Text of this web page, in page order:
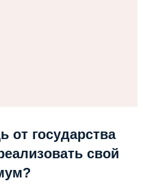
от государства
свой